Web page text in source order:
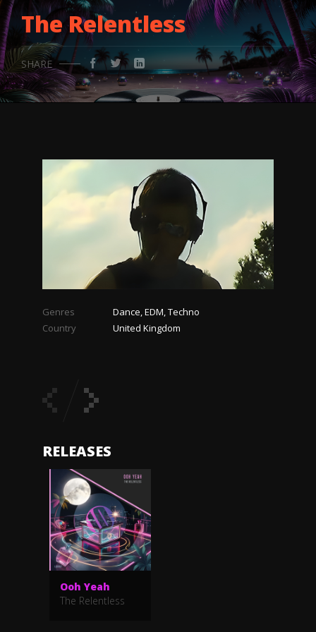
The Relentless
SHARE
Genres
Dance, EDM, Techno
Country
United Kingdom
RELEASES
Ooh Yeah
The Relentless